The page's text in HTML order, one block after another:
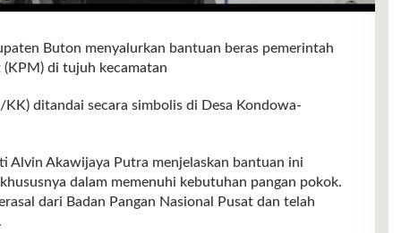
Buton menyalurkan bantuan beras pemerintah
di tujuh kecamatan
ditandai secara simbolis di Desa Kondowa-
Alvin Akawijaya Putra menjelaskan bantuan ini
dalam memenuhi kebutuhan pangan pokok.
dari Badan Pangan Nasional Pusat dan telah